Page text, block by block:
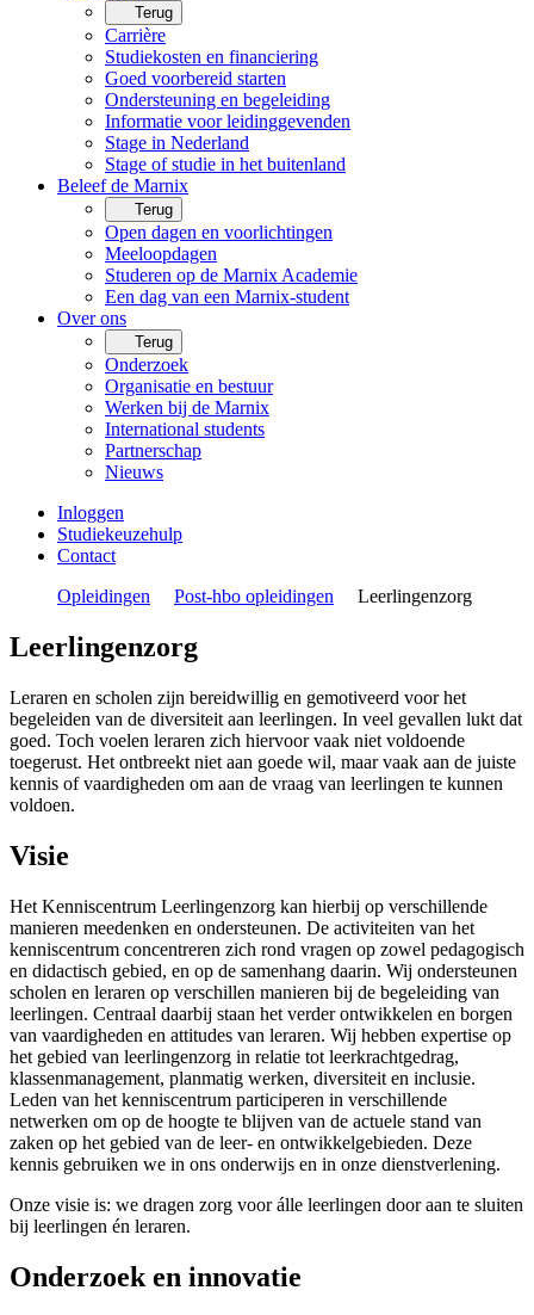
Terug
Carrière
Studiekosten en financiering
Goed voorbereid starten
Ondersteuning en begeleiding
Informatie voor leidinggevenden
Stage in Nederland
Stage of studie in het buitenland
Beleef de Marnix
Terug
Open dagen en voorlichtingen
Meeloopdagen
Studeren op de Marnix Academie
Een dag van een Marnix-student
Over ons
Terug
Onderzoek
Organisatie en bestuur
Werken bij de Marnix
International students
Partnerschap
Nieuws
Inloggen
Studiekeuzehulp
Contact
Opleidingen
Post-hbo opleidingen Leerlingenzorg
Leerlingenzorg
Leraren en scholen zijn bereidwillig en gemotiveerd voor het
begeleiden van de diversiteit aan leerlingen. In veel gevallen lukt dat
goed. Toch voelen leraren zich hiervoor vaak niet voldoende
toegerust. Het ontbreekt niet aan goede wil, maar vaak aan de juiste
kennis of vaardigheden om aan de vraag van leerlingen te kunnen
voldoen.
Visie
Het Kenniscentrum Leerlingenzorg kan hierbij op verschillende
manieren meedenken en ondersteunen. De activiteiten van het
kenniscentrum concentreren zich rond vragen op zowel pedagogisch
en didactisch gebied, en op de samenhang daarin. Wij ondersteunen
scholen en leraren op verschillen manieren bij de begeleiding van
leerlingen. Centraal daarbij staan het verder ontwikkelen en borgen
van vaardigheden en attitudes van leraren. Wij hebben expertise op
het gebied van leerlingenzorg in relatie tot leerkrachtgedrag,
klassenmanagement, planmatig werken, diversiteit en inclusie.
Leden van het kenniscentrum participeren in verschillende
netwerken om op de hoogte te blijven van de actuele stand van
zaken op het gebied van de leer- en ontwikkelgebieden. Deze
kennis gebruiken we in ons onderwijs en in onze dienstverlening.
Onze visie is: we dragen zorg voor álle leerlingen door aan te sluiten
bij leerlingen én leraren.
Onderzoek en innovatie